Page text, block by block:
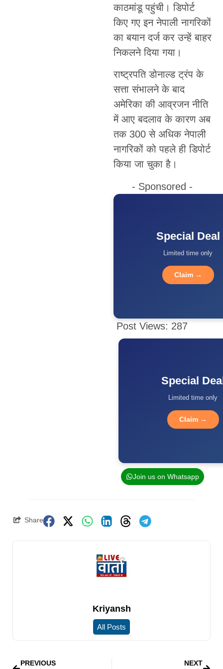
काठमांडू पहुंची। डिपोर्ट
किए गए इन नेपाली नागरिकों
का बयान दर्ज कर उन्हें बाहर
निकलने दिया गया।
राष्ट्रपति डोनाल्ड ट्रंप के
सत्ता संभालने के बाद
अमेरिका की आव्रजन नीति
में आए बदलाव के कारण अब
तक 300 से अधिक नेपाली
नागरिकों को पहले ही डिपोर्ट
किया जा चुका है।
- Sponsored -
Special Deal
Limited time only
Claim →
Post Views: 287
Special
Limited time only
Claim →
Join us on Whatsapp
Share
Kriyansh
All Posts
PREVIOUS NEXT